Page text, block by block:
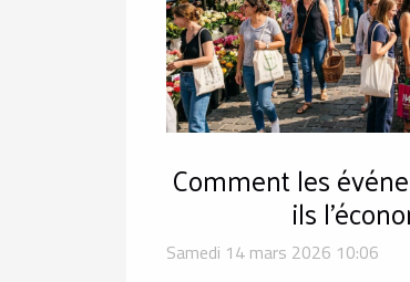
Comment les
ils
Samedi 14 mars 2026 10:06